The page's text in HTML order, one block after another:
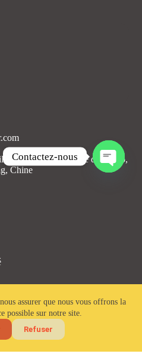
assurer que nous vous offrons la
possible sur notre site.
Refuser
de Yuanzhou, comté de Boluo,
Chine
tous droits réservés.
Contactez-nous
y